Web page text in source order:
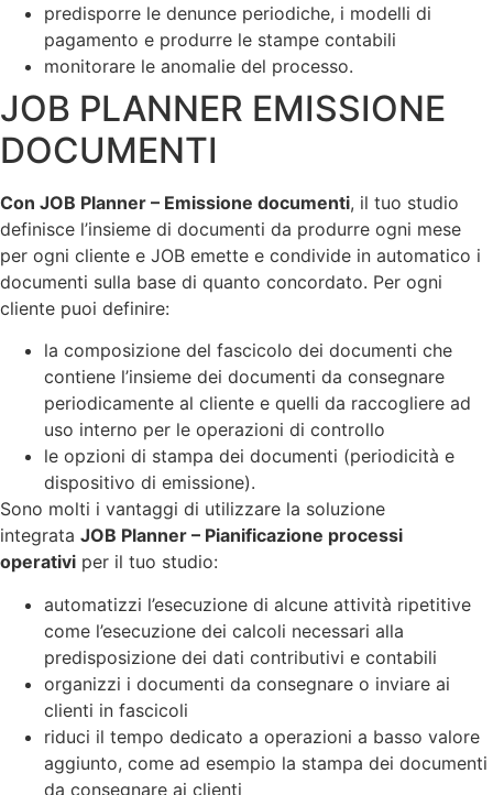
predisporre le denunce periodiche, i modelli di
pagamento e produrre le stampe contabili
monitorare le anomalie del processo.
JOB PLANNER EMISSIONE
DOCUMENTI
Con JOB Planner – Emissione documenti, il tuo studio
definisce l’insieme di documenti da produrre ogni mese
per ogni cliente e JOB emette e condivide in automatico i
documenti sulla base di quanto concordato. Per ogni
cliente puoi definire:
la composizione del fascicolo dei documenti che
contiene l’insieme dei documenti da consegnare
periodicamente al cliente e quelli da raccogliere ad
uso interno per le operazioni di controllo
le opzioni di stampa dei documenti (periodicità e
dispositivo di emissione).
Sono molti i vantaggi di utilizzare la soluzione
integrata JOB Planner – Pianificazione processi
operativi per il tuo studio:
automatizzi l’esecuzione di alcune attività ripetitive
come l’esecuzione dei calcoli necessari alla
predisposizione dei dati contributivi e contabili
organizzi i documenti da consegnare o inviare ai
clienti in fascicoli
riduci il tempo dedicato a operazioni a basso valore
aggiunto, come ad esempio la stampa dei documenti
da consegnare ai clienti